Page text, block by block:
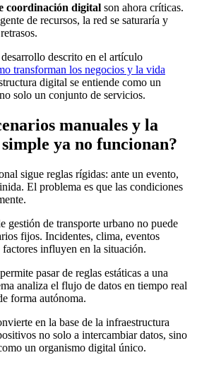
coordinación digital son ahora críticas.
de recursos, la red se saturaría y
descrito en el artículo
transforman los negocios y la vida
digital se entiende como un
solo un conjunto de servicios.
manuales y la
ya no funcionan?
sigue reglas rígidas: ante un evento,
El problema es que las condiciones
gestión de transporte urbano no puede
fijos. Incidentes, clima, eventos
influyen en la situación.
permite pasar de reglas estáticas a una
analiza el flujo de datos en tiempo real
forma autónoma.
en la base de la infraestructura
no solo a intercambiar datos, sino
un organismo digital único.